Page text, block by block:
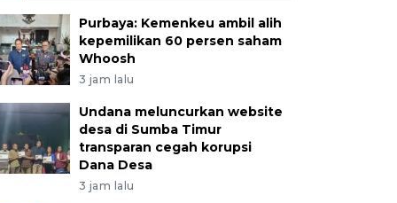
Purbaya: Kemenkeu ambil alih
kepemilikan 60 persen saham
Whoosh
3 jam lalu
Undana meluncurkan website
desa di Sumba Timur
transparan cegah korupsi
Dana Desa
3 jam lalu